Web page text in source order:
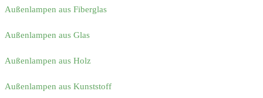
Außenlampen aus Fiberglas
Außenlampen aus Glas
Außenlampen aus Holz
Außenlampen aus Kunststoff